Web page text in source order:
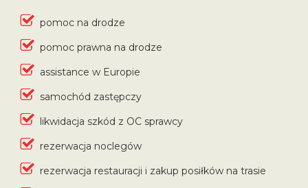
pomoc na drodze
pomoc prawna na drodze
assistance w Europie
samochód zastępczy
likwidacja szkód z OC sprawcy
rezerwacja noclegów
rezerwacja restauracji i zakup posiłków na trasie